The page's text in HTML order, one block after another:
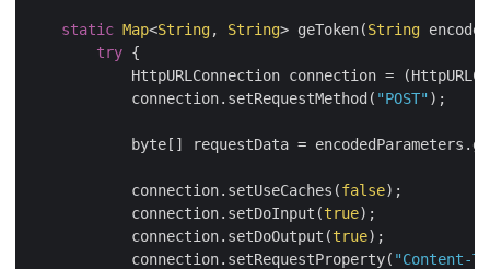
static Map<String, String> geToken(String
try {
HttpURLConnection connection =
            connection.setRequestMethod(
"POST" );
byte[] requestData =
            connection.setUseCaches(
false);
            connection.setDoInput(
true);
            connection.setDoOutput(
true);
            connection.setRequestProperty(
"Content-